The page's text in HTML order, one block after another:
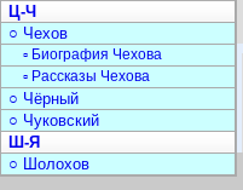
Ц-Ч
○ Чехов
▫ Биография Чехова
▫ Рассказы Чехова
○ Чёрный
○ Чуковский
Ш-Я
○ Шолохов